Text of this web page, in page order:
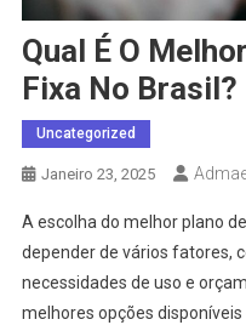
Qual É O
Fixa No Brasil?
Uncategorized
Janeiro 23, 2025
A escolha do melhor plano
depender de vários fatores,
necessidades de uso e
melhores opções